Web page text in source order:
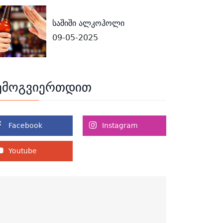
საშიში ალკოჰოლი
09-05-2025
Facebook Instagram
Youtube